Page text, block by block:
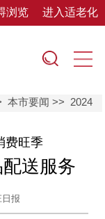
浏览 进入适老化
本市要闻 >> 2024
费旺季
送服务
报